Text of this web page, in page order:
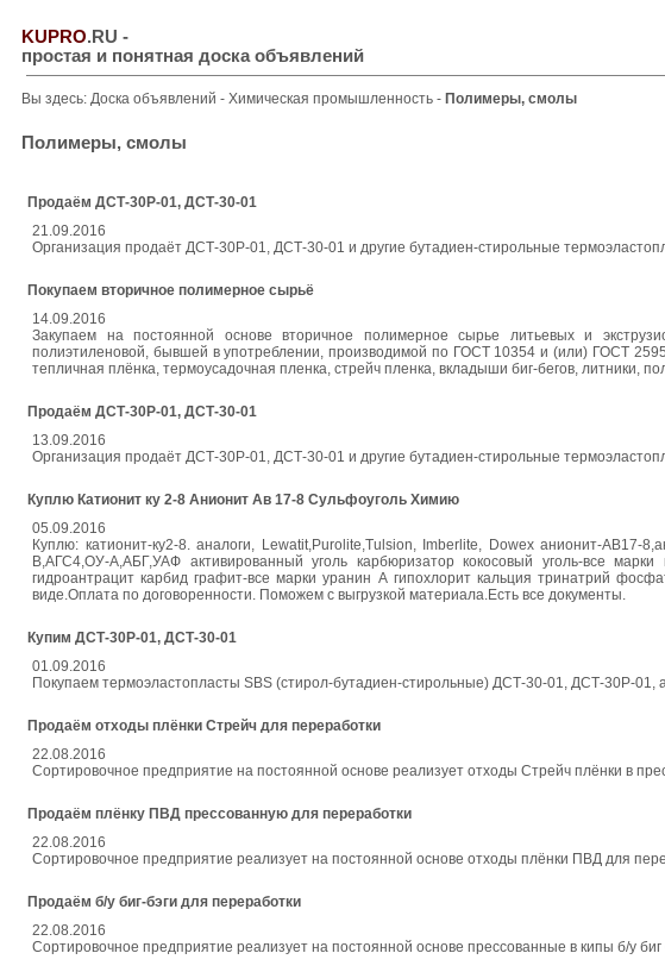
KUPRO.RU -
простая и понятная доска объявлений
Вы здесь: Доска объявлений - Химическая промышленность - Полимеры, смолы
Полимеры, смолы
Продаём ДСТ-30Р-01, ДСТ-30-01
21.09.2016
Организация продаёт ДСТ-30Р-01, ДСТ-30-01 и другие бутадиен-стирольные
Покупаем вторичное полимерное сырьё
14.09.2016
Закупаем на постоянной основе вторичное полимерное сырье литьевых и
полиэтиленовой, бывшей в употреблении, производимой по ГОСТ 10354 и (или) ГОСТ
тепличная плёнка, термоусадочная пленка, стрейч пленка, вкладыши биг-бегов, литники,
Продаём ДСТ-30Р-01, ДСТ-30-01
13.09.2016
Организация продаёт ДСТ-30Р-01, ДСТ-30-01 и другие бутадиен-стирольные
Куплю Катионит ку 2-8 Анионит Ав 17-8 Сульфоуголь Химию
05.09.2016
Куплю: катионит-ку2-8. аналоги, Lewatit,Purolite,Tulsion, Imberlite, Dowex анионит-АВ17-
В,АГС4,ОУ-А,АБГ,УАФ активированный уголь карбюризатор кокосовый уголь-все
гидроантрацит карбид графит-все марки уранин А гипохлорит кальция тринатрий
виде.Оплата по договоренности. Поможем с выгрузкой материала.Есть все документы.
Купим ДСТ-30Р-01, ДСТ-30-01
01.09.2016
Покупаем термоэластопласты SBS (стирол-бутадиен-стирольные) ДСТ-30-01, ДСТ-30Р-01,
Продаём отходы плёнки Стрейч для переработки
22.08.2016
Сортировочное предприятие на постоянной основе реализует отходы Стрейч плёнки в
Продаём плёнку ПВД прессованную для переработки
22.08.2016
Сортировочное предприятие реализует на постоянной основе отходы плёнки ПВД для
Продаём б/у биг-бэги для переработки
22.08.2016
Сортировочное предприятие реализует на постоянной основе прессованные в кипы б/у